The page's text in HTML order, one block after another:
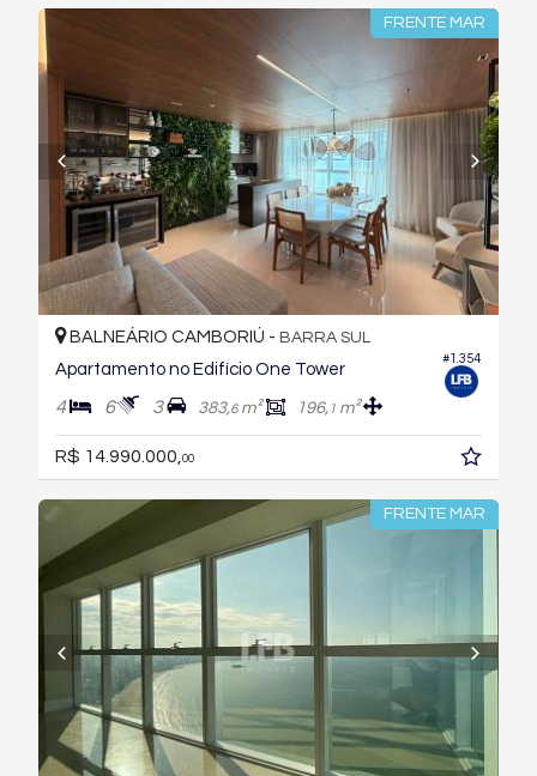
FRENTE MAR
#1.354
BALNEÁRIO CAMBORIÚ - BARRA SUL
Apartamento no Edifício One Tower
4 6 3 383,6m² 196, 1 m²
R$ 14.990.000,00
FRENTE MAR